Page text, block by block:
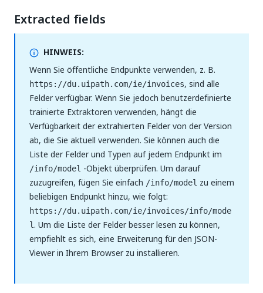
Extracted fields
HINWEIS:
Wenn Sie öffentliche Endpunkte verwenden, z. B.
https://du.uipath.com/ie/invoices, sind alle
Felder verfügbar. Wenn Sie jedoch benutzerdefinierte
trainierte Extraktoren verwenden, hängt die
Verfügbarkeit der extrahierten Felder von der Version
ab, die Sie aktuell verwenden. Sie können auch die
Liste der Felder und Typen auf jedem Endpunkt im
/info/model -Objekt überprüfen. Um darauf
zuzugreifen, fügen Sie einfach /info/model zu einem
beliebigen Endpunkt hinzu, wie folgt:
https://du.uipath.com/ie/invoices/info/mode
l. Um die Liste der Felder besser lesen zu können,
empfiehlt es sich, eine Erweiterung für den JSON-
Viewer in Ihrem Browser zu installieren.